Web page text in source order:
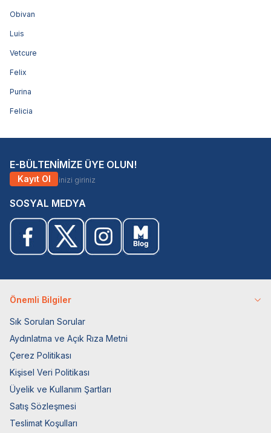
Obivan
Luis
Vetcure
Felix
Purina
Felicia
E-BÜLTENİMİZE ÜYE OLUN!
Kayıt Ol
SOSYAL MEDYA
Önemli Bilgiler
Sık Sorulan Sorular
Aydınlatma ve Açık Rıza Metni
Çerez Politikası
Kişisel Veri Politikası
Üyelik ve Kullanım Şartları
Satış Sözleşmesi
Teslimat Koşulları